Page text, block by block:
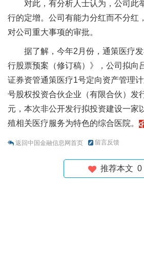
对此，有分析人士认为，公司此
行的定增。公司有能力分红而不分红
对公司重大事项的审批。
据了解，今年2月份，通策医疗
行股票预案（修订稿）》，公司拟向
证券资管通策医疗1号定向资产管理
号股权投资合伙企业（有限合伙）发
元，本次非公开发行拟投资建设一家
殖相关医疗服务为特色的综合医院。
返回中国金融信息网首页 留言反馈
推荐本文 0